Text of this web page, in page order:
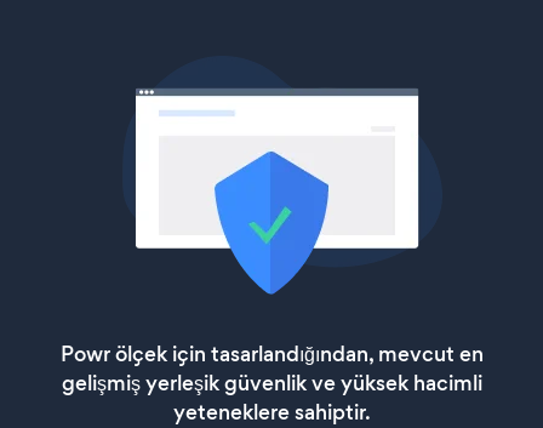
Powr ölçek için tasarlandığından, mevcut en
gelişmiş yerleşik güvenlik ve yüksek hacimli
yeteneklere sahiptir.